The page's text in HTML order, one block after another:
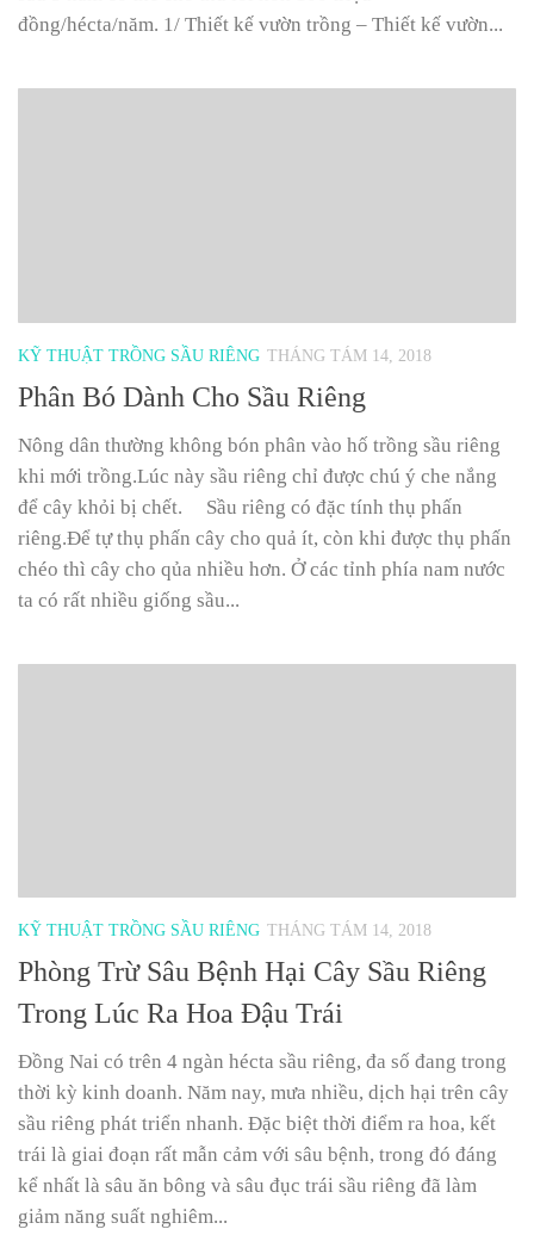
đồng/hécta/năm. 1/ Thiết kế vườn trồng – Thiết kế vườn...
KỸ THUẬT TRỒNG SẦU RIÊNG THÁNG TÁM 14, 2018
Phân Bó Dành Cho Sầu Riêng
Nông dân thường không bón phân vào hố trồng sầu riêng
khi mới trồng.Lúc này sầu riêng chỉ được chú ý che nắng
để cây khỏi bị chết. Sầu riêng có đặc tính thụ phấn
riêng.Để tự thụ phấn cây cho quả ít, còn khi được thụ phấn
chéo thì cây cho qủa nhiều hơn. Ở các tỉnh phía nam nước
ta có rất nhiều giống sầu...
KỸ THUẬT TRỒNG SẦU RIÊNG THÁNG TÁM 14, 2018
Phòng Trừ Sâu Bệnh Hại Cây Sầu Riêng
Trong Lúc Ra Hoa Đậu Trái
Đồng Nai có trên 4 ngàn hécta sầu riêng, đa số đang trong
thời kỳ kinh doanh. Năm nay, mưa nhiều, dịch hại trên cây
sầu riêng phát triển nhanh. Đặc biệt thời điểm ra hoa, kết
trái là giai đoạn rất mẫn cảm với sâu bệnh, trong đó đáng
kể nhất là sâu ăn bông và sâu đục trái sầu riêng đã làm
giảm năng suất nghiêm...